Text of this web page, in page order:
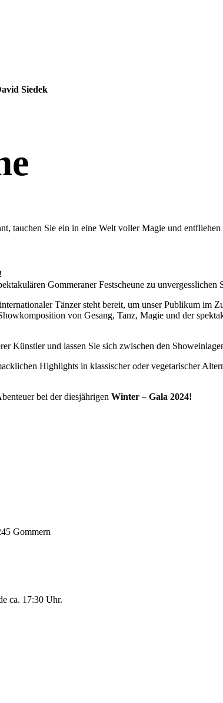
Siedek
tauchen Sie ein in eine Welt voller Magie und
Gommeraner Festscheune zu unvergesslichen
Tänzer steht bereit, um unser Publikum
von Gesang, Tanz, Magie und der
Künstler und lassen Sie sich zwischen den
Highlights in klassischer oder vegetarischer
bei der diesjährigen Winter – Gala 2024!
Gommern
ca. 17:30 Uhr.